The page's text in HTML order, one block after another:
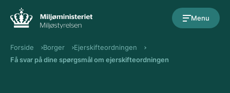
Menu
Forside Borger
Ejerskifteordningen
Få svar på dine spørgsmål om ejerskifteordningen